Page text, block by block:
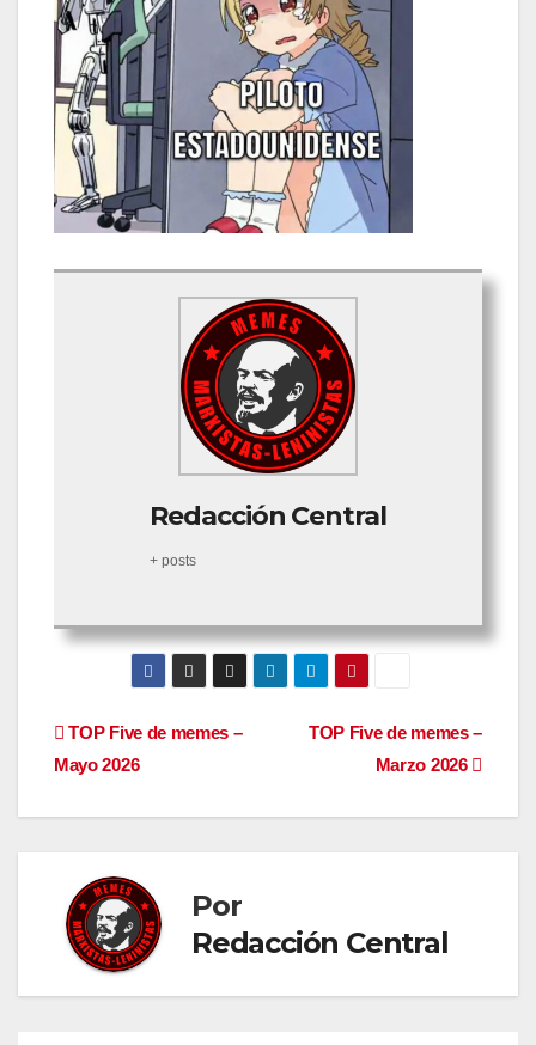
Redacción Central
+ posts
Navegación
de
TOP Five de memes –
Marzo 2026
TOP Five de memes –
Mayo 2026
Por
Redacción Central